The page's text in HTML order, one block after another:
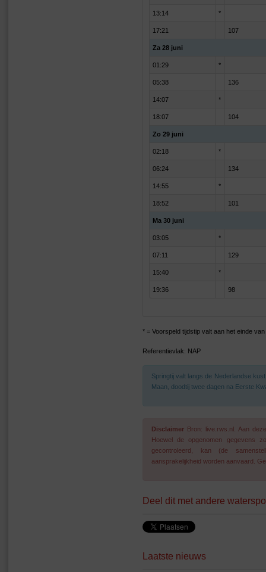
13:14 *
17:21 107
Za 28 juni
01:29 *
05:38 136
14:07 *
18:07 104
Zo 29 juni
02:18 *
06:24 134
14:55 *
18:52 101
Ma 30 juni
03:05 *
07:11 129
15:40 *
19:36 98
* = Voorspeld tijdstip valt aan het einde
Referentievlak: NAP
Springtij valt langs de Nederlandse
Maan, doodtij twee dagen na Eerste
Disclaimer Bron: live.rws.nl. Aan
Hoewel de opgenomen gegevens
gecontroleerd, kan (de
aansprakelijkheid worden aanvaard.
Deel dit met andere
Laatste nieuws